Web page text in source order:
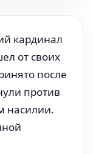
кардинал
от своих
после
против
насилии.